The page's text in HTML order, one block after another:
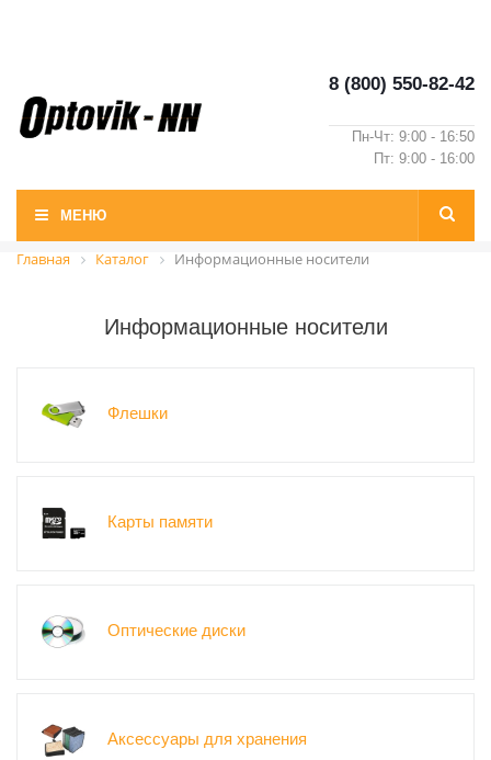
8 (800) 550-82-42
Пн-Чт: 9:00 - 16:50
Пт: 9:00 - 16:00
МЕНЮ
Главная Каталог Информационные носители
Информационные носители
Флешки
Карты памяти
Оптические диски
Аксессуары для хранения